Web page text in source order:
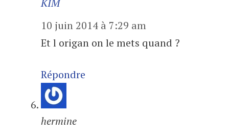
KIM
10 juin 2014 à 7:29 am
Et l origan on le mets quand ?
Répondre
hermine